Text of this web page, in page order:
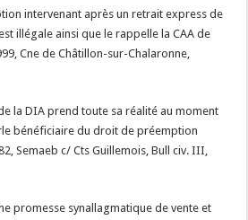
intervenant après un retrait express de
illégale ainsi que le rappelle la CAA de
Cne de Châtillon-sur-Chalaronne,
la DIA prend toute sa réalité au moment
bénéficiaire du droit de préemption
Semaeb c/ Cts Guillemois, Bull civ. III,
promesse synallagmatique de vente et